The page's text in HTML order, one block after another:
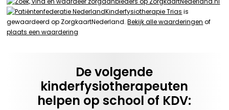
Kinderfysiotherapie Trias is
gewaardeerd op ZorgkaartNederland.Bekijk alle waarderingen of
plaats een waardering
De volgende
kinderfysiotherapeuten
helpen op school of KDV: